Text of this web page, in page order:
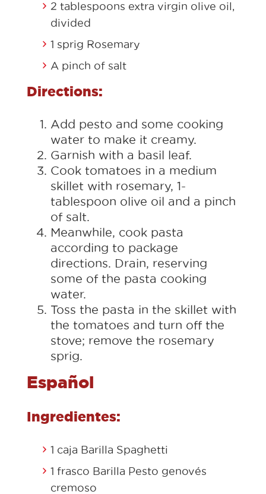
2 tablespoons extra virgin olive oil,
divided
1 sprig Rosemary
A pinch of salt
Directions:
Add pesto and some cooking
water to make it creamy.
Garnish with a basil leaf.
Cook tomatoes in a medium
skillet with rosemary, 1-
tablespoon olive oil and a pinch
of salt.
Meanwhile, cook pasta
according to package
directions. Drain, reserving
some of the pasta cooking
water.
Toss the pasta in the skillet with
the tomatoes and turn off the
stove; remove the rosemary
sprig.
Español
Ingredientes:
1 caja Barilla Spaghetti
1 frasco Barilla Pesto genovés
cremoso